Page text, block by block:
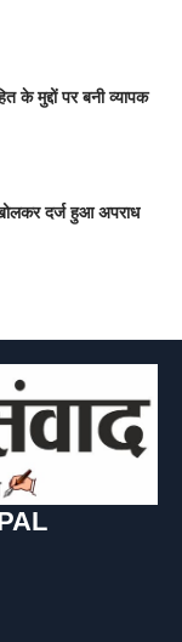
के मुद्दों पर बनी व्यापक
दर्ज हुआ अपराध